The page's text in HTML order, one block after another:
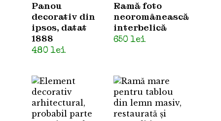
Panou
decorativ din
ipsos, datat
1888
480 lei
Ramă foto
neoromânească
interbelică
650lei